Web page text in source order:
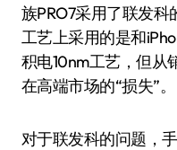
族PRO7采用了联发
工艺上采用的是和
积电10nm工艺，但从
在高端市场的“损失”。
对于联发科的问题，